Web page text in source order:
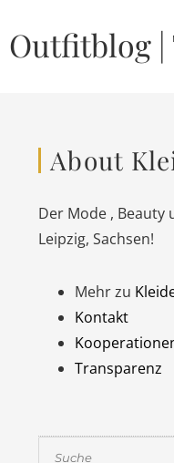
Outfitblog |
About
Der Mode , Beauty
Leipzig, Sachsen!
Mehr zu
Kontakt
Transparenz
Suchen